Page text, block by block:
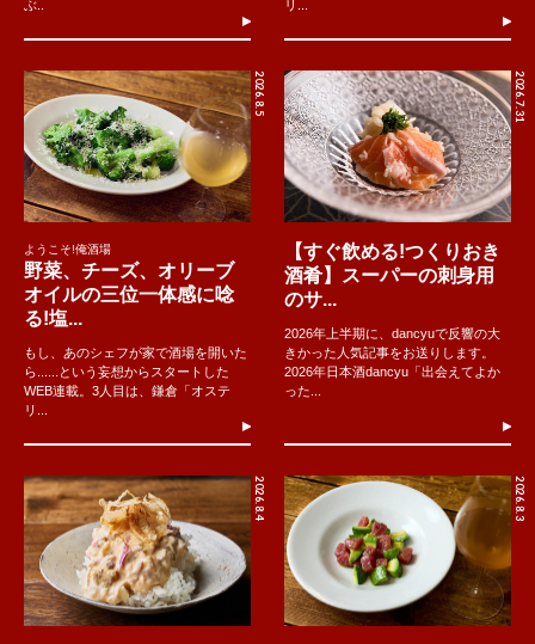
ぶ..
リ...
2026.8.5
ようこそ!俺酒場
野菜、チーズ、オリーブ
オイルの三位一体感に唸
る!塩...
もし、あのシェフが家で酒場を開いた
ら......という妄想からスタートした
WEB連載。3人目は、鎌倉「オステ
リ...
2026.7.31
【すぐ飲める!つくりおき
酒肴】スーパーの刺身用
のサ...
2026年上半期に、dancyuで反響の大
きかった人気記事をお送りします。
2026年日本酒dancyu「出会えてよか
った...
2026.8.4 2026.8.3